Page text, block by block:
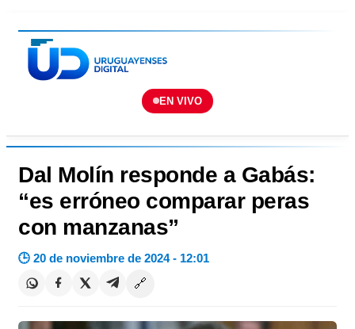
EN VIVO
Dal Molín responde a Gabás:
“es erróneo comparar peras
con manzanas”
🕒 20 de noviembre de 2024 - 12:01
🔗